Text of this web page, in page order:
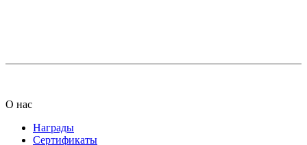
О нас
Награды
Сертификаты